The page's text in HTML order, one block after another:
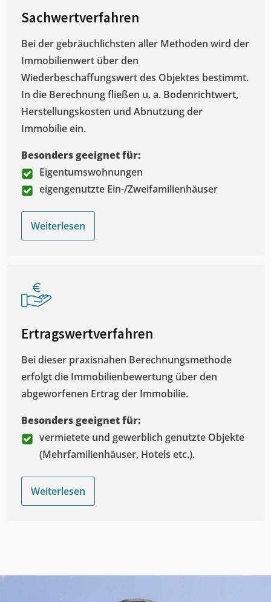
Sachwertverfahren
Bei der gebräuchlichsten aller Methoden wird der
Immobilienwert über den
Wiederbeschaffungswert des Objektes bestimmt.
In die Berechnung fließen u. a. Bodenrichtwert,
Herstellungskosten und Abnutzung der
Immobilie ein.
Besonders geeignet für:
Eigentumswohnungen
eigengenutzte Ein-/Zweifamilienhäuser
Weiterlesen
Ertragswertverfahren
Bei dieser praxisnahen Berechnungsmethode
erfolgt die Immobilienbewertung über den
abgeworfenen Ertrag der Immobilie.
Besonders geeignet für:
vermietete und gewerblich genutzte Objekte
(Mehrfamilienhäuser, Hotels etc.).
Weiterlesen